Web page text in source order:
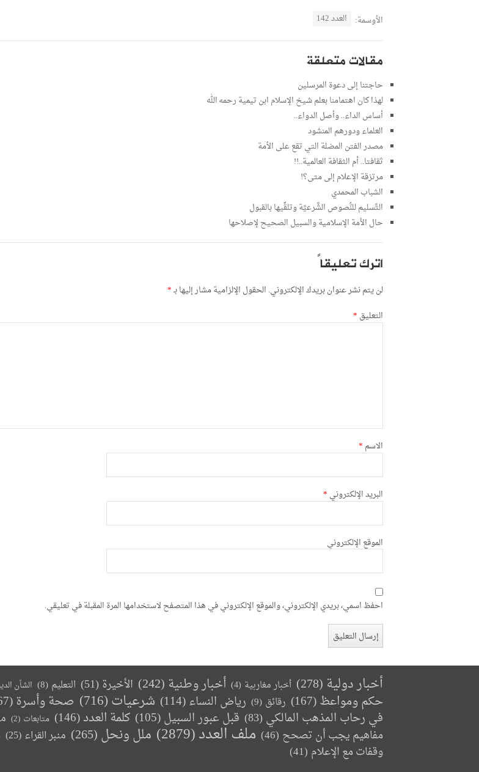
الأوسمة: العدد 142
مقالات متعلقة
حاجتنا إلى دعوة المرسلين
لهذا كان اهتمامنا بعلم شيخ الإسلام ابن تيمية رحمه الله
أساس الداء.. وأصل الدواء..
العلماء ودورهم المنشود
مصدر الفتن المضلة التي تقع على الأمة
ثقافتا.. أم الثقافة العالمية..!!
مرتزقة الإعلام إلى متى؟!
الشباب المحمدي
التَّسليم للنُّصوص الشَّرعيَّة وتلقِّيها بالقبول
حال الأمة الإسلامية والسبيل الصحيح لإصلاحها
اترك تعليقاً
لن يتم نشر عنوان بريدك الإلكتروني. الحقول الإلزامية مشار إليها بـ*
التعليق *
الاسم *
البريد الإلكتروني *
الموقع الإلكتروني
احفظ اسمي، بريدي الإلكتروني، والموقع الإلكتروني في هذا المتصفح لاستخدامها المرة المقبلة في تعليقي.
أخبار دولية (278) أخبار مغاربية (4) أخبار وطنية(242) الأخيرة (51) التعليم (8) الشأن
حكم ومواعظ(167) رقائق (9) رياض النساء(114) شرعيات(716) صحة وأسرة(167)
في رحاب المذهب المالكي (83) قبل عبور السبيل(105) كلمة العدد(146) متابعات (2)
مفاهيم يجب أن تصحح (46) ملف العدد(2879) ملل ونحل(265) منبر القراء(25)
وقفات مع الإعلام (41)